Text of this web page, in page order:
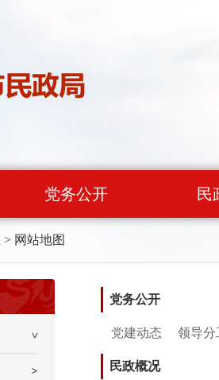
党务公开 民
> 网站地图
党务公开
党建动态 领导分
民政概况